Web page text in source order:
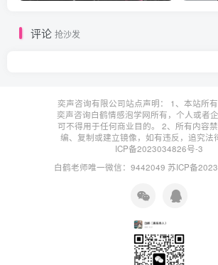
评论 抢沙发
奕声咨询有限公司站点声明： 1、本站所
奕声咨询白鹤情感泡学网所有，个人或者
可不得用于任何商业目的。 2、所有内容
编、复制或建立镜像，如有违反，追究法
ICP备2023034826号-3
白鹤老师唯一微信：9442049 苏ICP备